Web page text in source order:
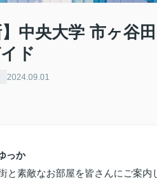
】中央大学 市ヶ谷
ド
2024.09.01
っか
と素敵なお部屋を皆さんにご案内